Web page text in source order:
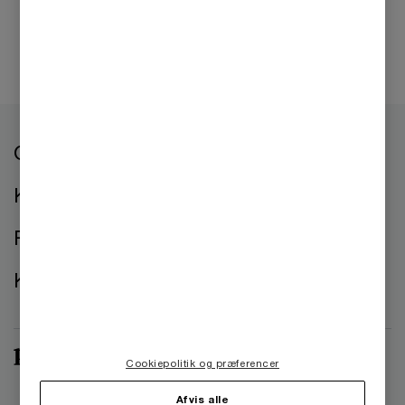
Om os
Kontorer
Presse
Kontakt os
Afvis alle
Cookiepolitik og præferencer